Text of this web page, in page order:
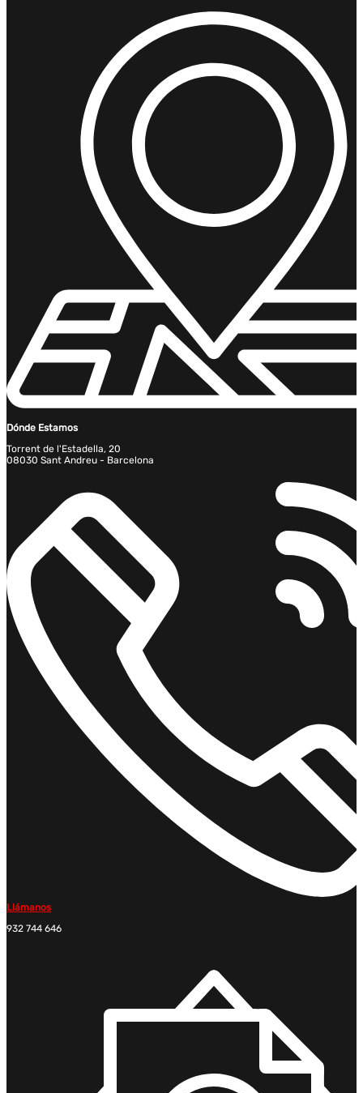
Dónde Estamos
Torrent de l'Estadella, 20
08030 Sant Andreu - Barcelona
Llámanos
932 744 646